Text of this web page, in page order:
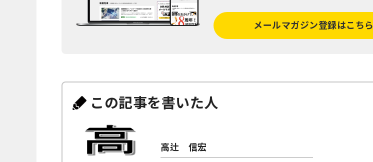
メールマガジン登録はこちら
この記事を書いた人
高辻 信宏